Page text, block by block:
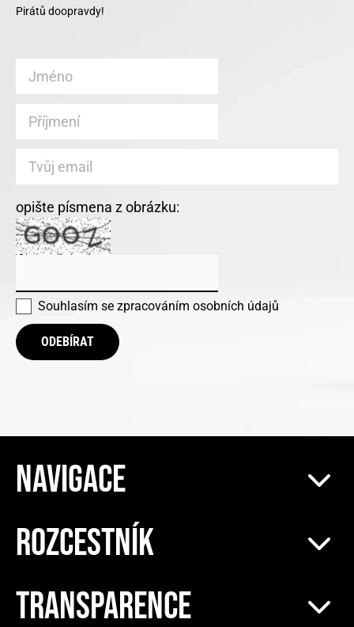
Pirátů doopravdy!
opište písmena z obrázku:
Souhlasím se zpracováním osobních údajů
ODEBÍRAT
NAVIGACE
ROZCESTNÍK
TRANSPARENCE